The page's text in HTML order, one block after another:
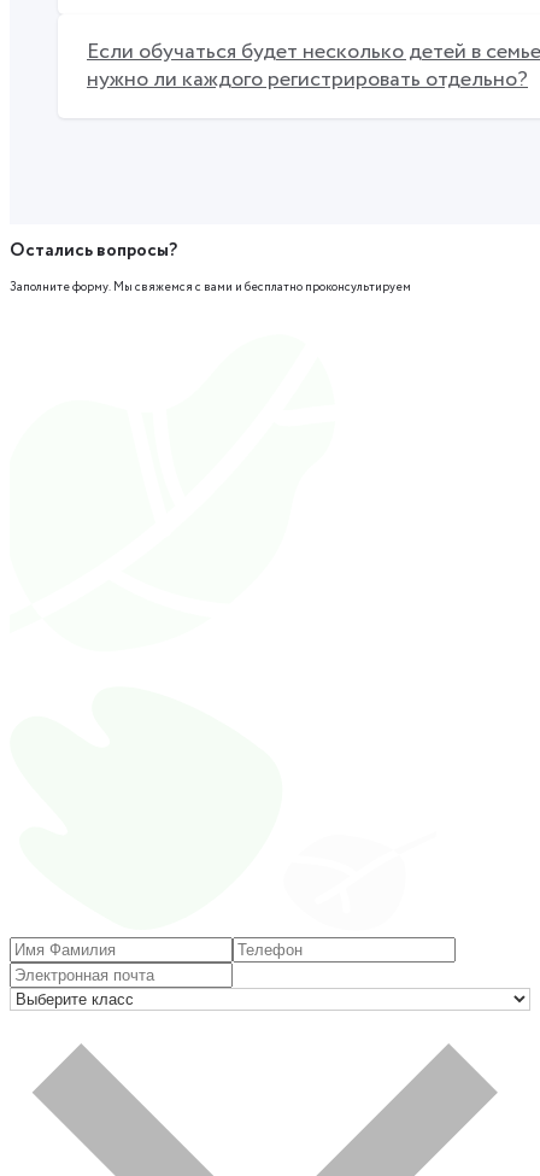
Если обучаться будет несколько детей в
нужно ли каждого регистрировать отдельно?
Остались вопросы?
Заполните форму. Мы свяжемся с вами и бесплатно проконсультируем